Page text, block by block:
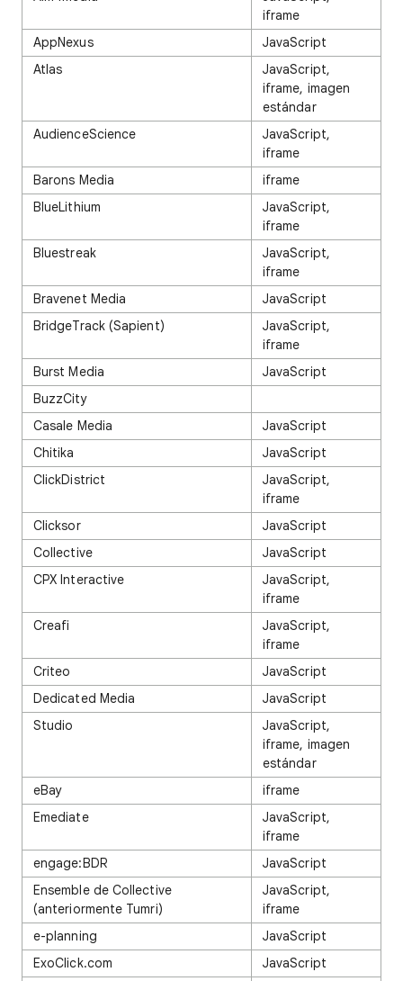
iframe
AppNexus
JavaScript
Atlas
JavaScript,
iframe, imagen
estándar
AudienceScience
JavaScript,
iframe
Barons Media
iframe
BlueLithium
JavaScript,
iframe
Bluestreak
JavaScript,
iframe
Bravenet Media
JavaScript
BridgeTrack (Sapient)
JavaScript,
iframe
Burst Media
JavaScript
BuzzCity
Casale Media
JavaScript
Chitika
JavaScript
ClickDistrict
JavaScript,
iframe
Clicksor
JavaScript
Collective
JavaScript
CPX Interactive
JavaScript,
iframe
Creafi
JavaScript,
iframe
Criteo
JavaScript
Dedicated Media
JavaScript
Studio
JavaScript,
iframe, imagen
estándar
eBay
iframe
Emediate
JavaScript,
iframe
engage:BDR
JavaScript
Ensemble de Collective
(anteriormente Tumri)
JavaScript,
iframe
e-planning
JavaScript
ExoClick.com
JavaScript